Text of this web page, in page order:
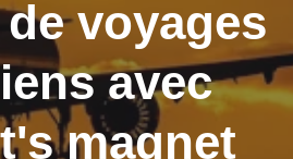
voyages
avec
magnet